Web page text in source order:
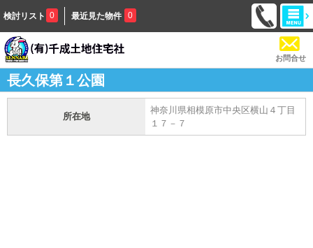
検討リスト 0 最近見た物件 0
お問合せ
長久保第１公園
所在地
神奈川県相模原市中央区横山４丁目
１７－７